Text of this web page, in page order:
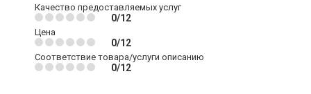
Качество предоставляемых услуг
0/12
Цена
0/12
Соответствие товара/услуги описанию
0/12